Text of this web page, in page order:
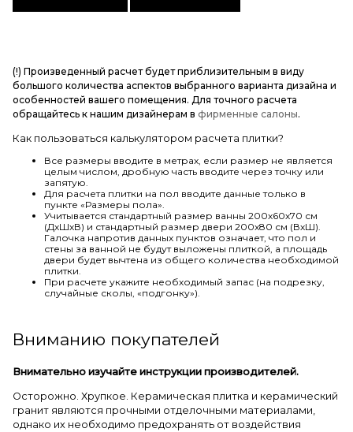
(!) Произведенный расчет будет приблизительным в виду
большого количества аспектов выбранного варианта дизайна и
особенностей вашего помещения. Для точного расчета
обращайтесь к нашим дизайнерам в фирменные салоны.
Как пользоваться калькулятором расчета плитки?
Все размеры вводите в метрах, если размер не является
целым числом, дробную часть вводите через точку или
запятую.
Для расчета плитки на пол вводите данные только в
пункте «Размеры пола».
Учитывается стандартный размер ванны 200х60х70 см
(ДхШхВ) и стандартный размер двери 200х80 см (ВхШ).
Галочка напротив данных пунктов означает, что пол и
стены за ванной не будут выложены плиткой, а площадь
двери будет вычтена из общего количества необходимой
плитки.
При расчете укажите необходимый запас (на подрезку,
случайные сколы, «подгонку»).
Вниманию покупателей
Внимательно изучайте инструкции производителей.
Осторожно. Хрупкое. Керамическая плитка и керамический
гранит являются прочными отделочными материалами,
однако их необходимо предохранять от воздействия